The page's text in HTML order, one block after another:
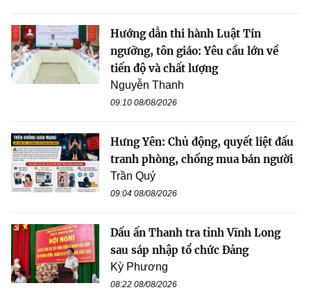
Hướng dẫn thi hành Luật Tín
ngưỡng, tôn giáo: Yêu cầu lớn về
tiến độ và chất lượng
Nguyễn Thanh
09:10 08/08/2026
Hưng Yên: Chủ động, quyết liệt đấu
tranh phòng, chống mua bán người
Trần Quý
09:04 08/08/2026
Dấu ấn Thanh tra tỉnh Vĩnh Long
sau sáp nhập tổ chức Đảng
Kỳ Phương
08:22 08/08/2026